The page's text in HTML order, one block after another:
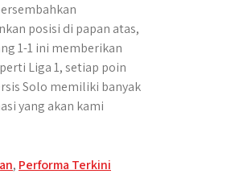
posisi di papan atas,
1-1 ini memberikan
Liga 1, setiap poin
Solo memiliki banyak
yang akan kami
, Performa Terkini